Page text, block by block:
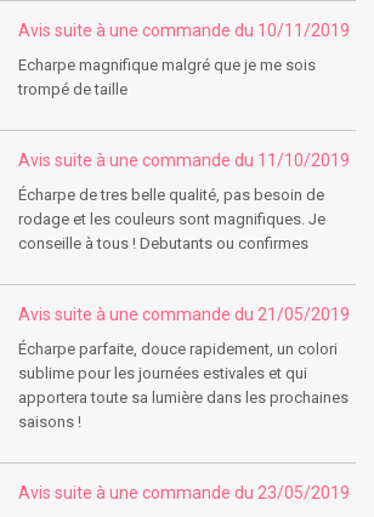
Avis suite à une commande du 10/11/2019
Echarpe magnifique malgré que je me sois
trompé de taille
Avis suite à une commande du 11/10/2019
Écharpe de tres belle qualité, pas besoin de
rodage et les couleurs sont magnifiques. Je
conseille à tous ! Debutants ou confirmes
Avis suite à une commande du 21/05/2019
Écharpe parfaite, douce rapidement, un colori
sublime pour les journées estivales et qui
apportera toute sa lumière dans les prochaines
saisons !
Avis suite à une commande du 23/05/2019